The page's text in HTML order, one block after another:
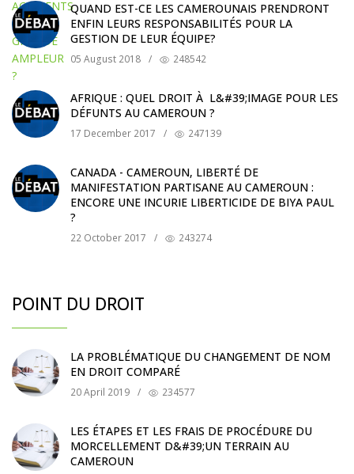
QUAND EST-CE LES CAMEROUNAIS PRENDRONT
ENFIN LEURS RESPONSABILITÉS POUR LA
GESTION DE LEUR ÉQUIPE?
05 August 2018 / 248542
AFRIQUE : QUEL DROIT À L&#39;IMAGE POUR LES
DÉFUNTS AU CAMEROUN ?
17 December 2017 / 247139
CANADA - CAMEROUN, LIBERTÉ DE
MANIFESTATION PARTISANE AU CAMEROUN :
ENCORE UNE INCURIE LIBERTICIDE DE BIYA PAUL
?
22 October 2017 / 243274
POINT DU DROIT
LA PROBLÉMATIQUE DU CHANGEMENT DE NOM
EN DROIT COMPARÉ
20 April 2019 / 234577
LES ÉTAPES ET LES FRAIS DE PROCÉDURE DU
MORCELLEMENT D&#39;UN TERRAIN AU
CAMEROUN